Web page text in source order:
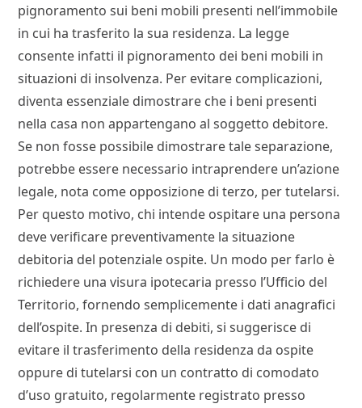
pignoramento sui beni mobili presenti nell’immobile
in cui ha trasferito la sua residenza. La legge
consente infatti il pignoramento dei beni mobili in
situazioni di insolvenza. Per evitare complicazioni,
diventa essenziale dimostrare che i beni presenti
nella casa non appartengano al soggetto debitore.
Se non fosse possibile dimostrare tale separazione,
potrebbe essere necessario intraprendere un’azione
legale, nota come opposizione di terzo, per tutelarsi.
Per questo motivo, chi intende ospitare una persona
deve verificare preventivamente la situazione
debitoria del potenziale ospite. Un modo per farlo è
richiedere una visura ipotecaria presso l’Ufficio del
Territorio, fornendo semplicemente i dati anagrafici
dell’ospite. In presenza di debiti, si suggerisce di
evitare il trasferimento della residenza da ospite
oppure di tutelarsi con un contratto di comodato
d’uso gratuito, regolarmente registrato presso